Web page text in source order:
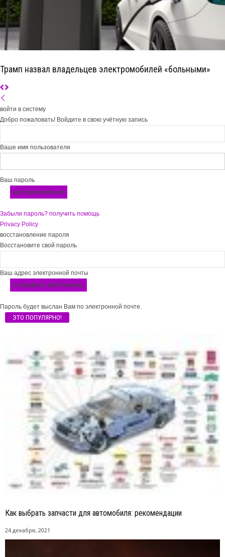
Трамп назвал владельцев электромобилей «больными»
войти в систему
Добро пожаловать! Войдите в свою учётную запись
Ваше имя пользователя
Ваш пароль
Забыли пароль? получить помощь
Privacy Policy
восстановление пароля
Восстановите свой пароль
Ваш адрес электронной почты
Пароль будет выслан Вам по электронной почте.
ЭТО ПОПУЛЯРНО!
Как выбрать запчасти для автомобиля: рекомендации
24 декабря, 2021